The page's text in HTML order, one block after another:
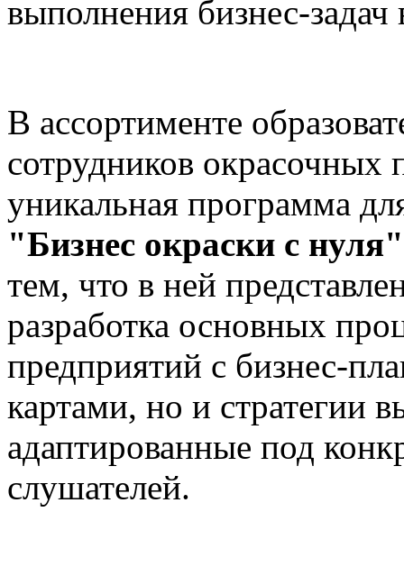
выполнения бизнес-
В ассортименте
сотрудников окрасочных
уникальная программа
"Бизнес окраски с нуля"
тем, что в ней
разработка основных
предприятий с бизнес-
картами, но и стратегии
адаптированные под
слушателей.